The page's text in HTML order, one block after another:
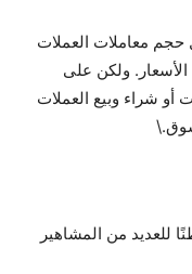
عندما وصل حجم معاملات العملات
ولكن على
شراء وبيع العملات
للعديد من المشاهير